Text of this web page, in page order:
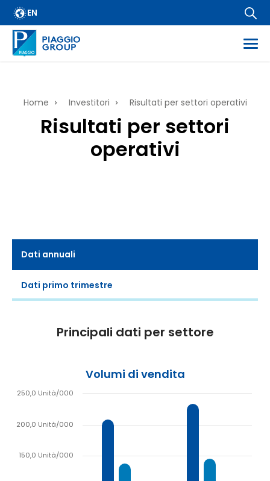
EN
Briciole
Home Investitori Risultati per settori operativi
Risultati per settori
operativi
Dati annuali
Dati primo trimestre
Principali dati per settore
Volumi di vendita
150,0 Unità/000
200,0 Unità/000
250,0 Unità/000
regolamentate
Calendario finanziario
IR Policy